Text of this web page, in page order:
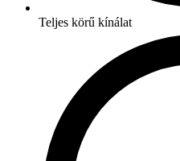
Teljes körű kínálat